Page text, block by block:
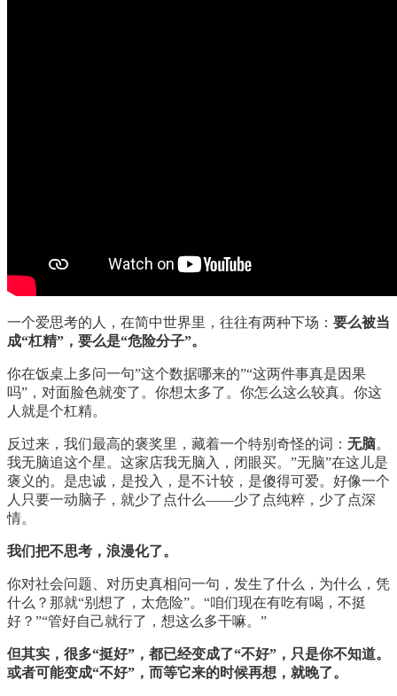
一个爱思考的人，在简中世界里，往往有两种下场： 要么被当
成“杠精”，要么是“危险分子”。
你在饭桌上多问一句”这个数据哪来的”“这两件事真是因果
吗”，对面脸色就变了。你想太多了。你怎么这么较真。你这
人就是个杠精。
反过来，我们最高的褒奖里，藏着一个特别奇怪的词： 无脑。
我无脑追这个星。这家店我无脑入，闭眼买。”无脑”在这儿是
褒义的。是忠诚，是投入，是不计较，是傻得可爱。好像一个
人只要一动脑子，就少了点什么——少了点纯粹，少了点深
情。
我们把不思考，浪漫化了。
你对社会问题、对历史真相问一句，发生了什么，为什么，凭
什么？那就“别想了，太危险”。“咱们现在有吃有喝，不挺
好？”“管好自己就行了，想这么多干嘛。”
但其实，很多“挺好”，都已经变成了“不好”，只是你不知道。
或者可能变成“不好”，而等它来的时候再想，就晚了。